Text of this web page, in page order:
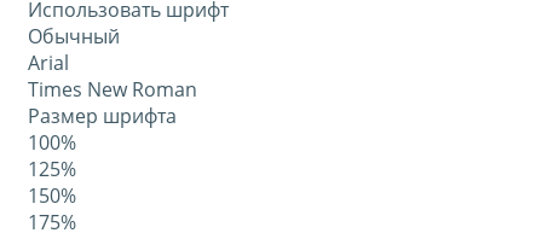
Использовать шрифт
Обычный
Arial
Times New Roman
Размер шрифта
100%
125%
150%
175%